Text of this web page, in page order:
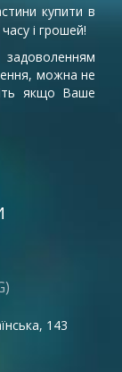
купити в
і грошей!
можна не
якщо Ваше
143